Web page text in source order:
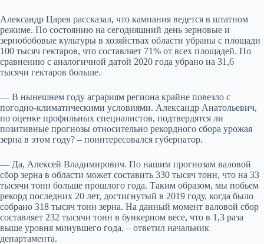
Александр Царев рассказал, что кампания ведется в штатном
режиме. По состоянию на сегодняшний день зерновые и
зернобобовые культуры в хозяйствах области убраны с площади
100 тысяч гектаров, что составляет 71% от всех площадей. По
сравнению с аналогичной датой 2020 года убрано на 31,6
тысячи гектаров больше.
— В нынешнем году аграриям региона крайне повезло с
погодно-климатическими условиями. Александр Анатольевич,
по оценке профильных специалистов, подтвердятся ли
позитивные прогнозы относительно рекордного сбора урожая
зерна в этом году? – поинтересовался губернатор.
— Да, Алексей Владимирович. По нашим прогнозам валовой
сбор зерна в области может составить 330 тысяч тонн, что на 33
тысячи тонн больше прошлого года. Таким образом, мы побьем
рекорд последних 20 лет, достигнутый в 2019 году, когда было
собрано 318 тысяч тонн зерна. На данный момент валовой сбор
составляет 232 тысячи тонн в бункерном весе, что в 1,3 раза
выше уровня минувшего года. – ответил начальник
департамента.